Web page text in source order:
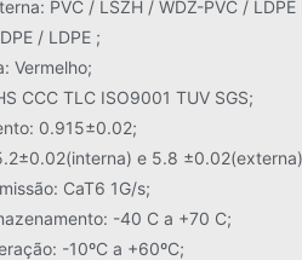
PVC / LSZH / WDZ-PVC /
/ LDPE ;
Vermelho;
CCC TLC ISO9001 TUV SGS;
0.915±0.02;
e 5.8
CaT6 1G/s;
-40 C a +70 C;
-10ºC a +60ºC;